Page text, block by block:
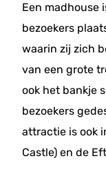
Een madhouse
bezoekers
waarin zij zich
van een grote
ook het bankje
bezoekers
attractie is ook
Castle) en de